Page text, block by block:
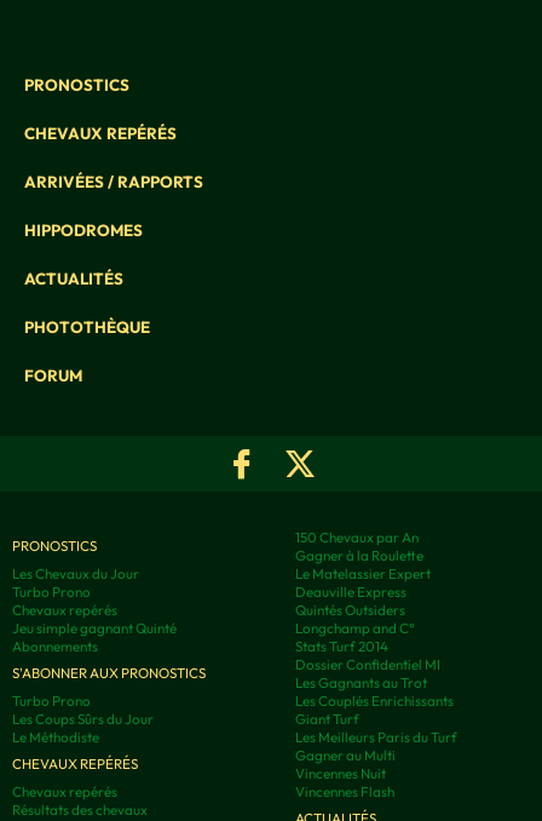
PRONOSTICS
CHEVAUX REPÉRÉS
ARRIVÉES / RAPPORTS
HIPPODROMES
ACTUALITÉS
PHOTOTHÈQUE
FORUM
PRONOSTICS
Les Chevaux du Jour
Turbo Prono
Chevaux repérés
Jeu simple gagnant Quinté
Abonnements
S'ABONNER AUX PRONOSTICS
Turbo Prono
Les Coups Sûrs du Jour
Le Méthodiste
CHEVAUX REPÉRÉS
Chevaux repérés
Résultats des chevaux
150 Chevaux par An
Gagner à la Roulette
Le Matelassier Expert
Deauville Express
Quintés Outsiders
Longchamp and C°
Stats Turf 2014
Dossier Confidentiel MI
Les Gagnants au Trot
Les Couplés Enrichissants
Giant Turf
Les Meilleurs Paris du Turf
Gagner au Multi
Vincennes Nuit
Vincennes Flash